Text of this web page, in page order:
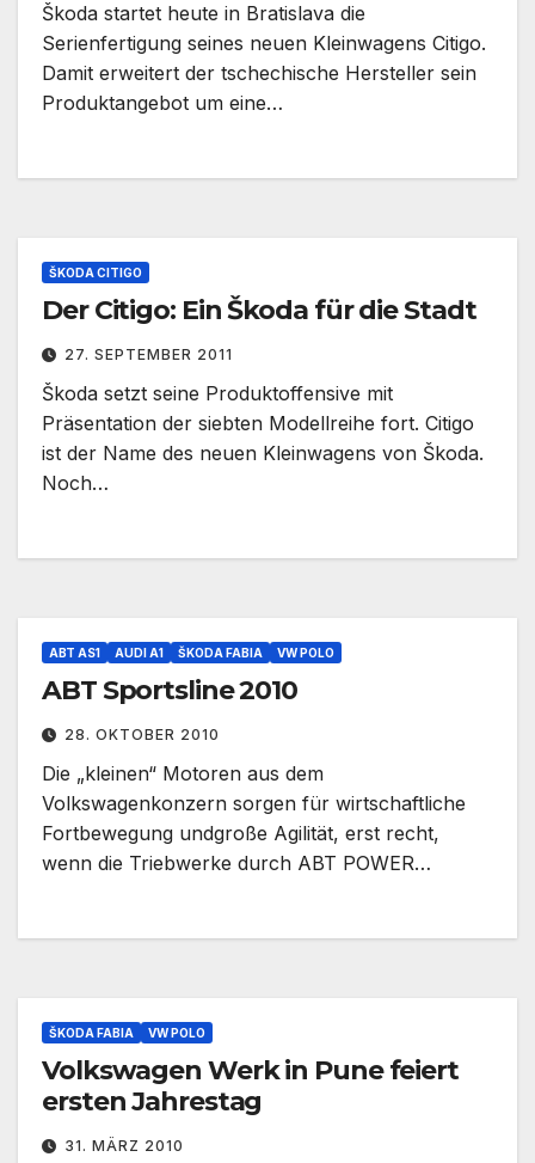
Škoda startet heute in Bratislava die
Serienfertigung seines neuen Kleinwagens Citigo.
Damit erweitert der tschechische Hersteller sein
Produktangebot um eine…
ŠKODA CITIGO
Der Citigo: Ein Škoda für die Stadt
27. SEPTEMBER 2011
Škoda setzt seine Produktoffensive mit
Präsentation der siebten Modellreihe fort. Citigo
ist der Name des neuen Kleinwagens von Škoda.
Noch…
ABT AS1 AUDI A1 ŠKODA FABIA VW POLO
ABT Sportsline 2010
28. OKTOBER 2010
Die „kleinen“ Motoren aus dem
Volkswagenkonzern sorgen für wirtschaftliche
Fortbewegung undgroße Agilität, erst recht,
wenn die Triebwerke durch ABT POWER…
ŠKODA FABIA VW POLO
Volkswagen Werk in Pune feiert
ersten Jahrestag
31. MÄRZ 2010